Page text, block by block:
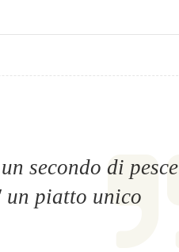
secondo di pesce
un piatto unico